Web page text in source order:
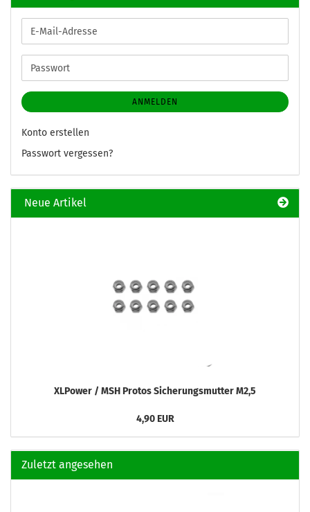
E-
Mail-
Adresse
Passwort
ANMELDEN
Konto erstellen
Passwort vergessen?
Neue Artikel
XLPower / MSH Protos Sicherungsmutter M2,5
4,90 EUR
Zuletzt angesehen